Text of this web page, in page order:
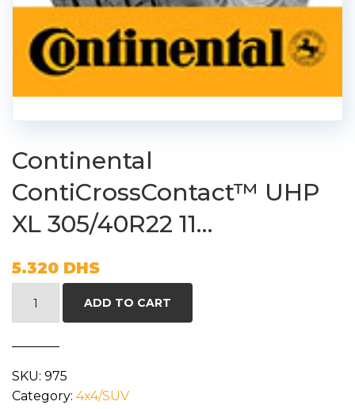
Continental
ContiCrossContact™ UHP
XL 305/40R22 11…
5.320 DHS
305/40R22
11...
ADD TO CART
SKU: 975
Category: 4x4/SUV